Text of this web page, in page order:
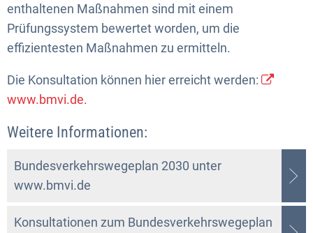
enthaltenen Maßnahmen sind mit einem
Prüfungssystem bewertet worden, um die
effizientesten Maßnahmen zu ermitteln.
Die Konsultation können hier erreicht werden:
www.bmvi.de.
Weitere Informationen:
Bundesverkehrswegeplan 2030 unter
www.bmvi.de
Konsultationen zum Bundesverkehrswegeplan